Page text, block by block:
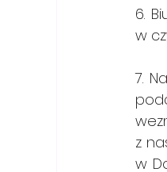
6.
w
7.
z
w